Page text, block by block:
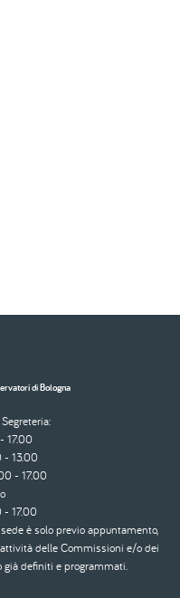
di Bologna
17.00
- 13.00
- 17.00
- 17.00
è solo previo appuntamento,
delle Commissioni e/o dei
già definiti e programmati.